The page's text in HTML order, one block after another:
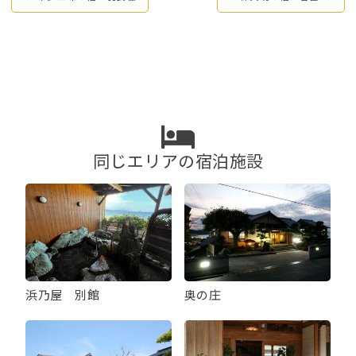
稿
同じエリアの宿泊施設
浜乃屋 別館 奥の庄